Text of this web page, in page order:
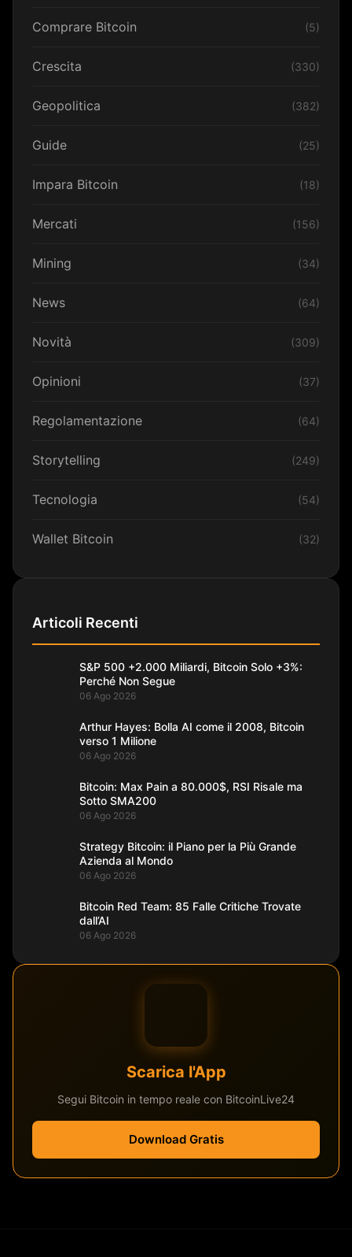
Comprare Bitcoin (5)
Crescita (330)
Geopolitica (382)
Guide (25)
Impara Bitcoin (18)
Mercati (156)
Mining (34)
News (64)
Novità (309)
Opinioni (37)
Regolamentazione (64)
Storytelling (249)
Tecnologia (54)
Wallet Bitcoin (32)
Articoli Recenti
S&P 500 +2.000 Miliardi, Bitcoin Solo +3%:
Perché Non Segue
06 Ago 2026
Arthur Hayes: Bolla AI come il 2008, Bitcoin
verso 1 Milione
06 Ago 2026
Bitcoin: Max Pain a 80.000$, RSI Risale ma
Sotto SMA200
06 Ago 2026
Strategy Bitcoin: il Piano per la Più Grande
Azienda al Mondo
06 Ago 2026
Bitcoin Red Team: 85 Falle Critiche Trovate
dall’AI
06 Ago 2026
Scarica l'App
Segui Bitcoin in tempo reale con BitcoinLive24
Download Gratis